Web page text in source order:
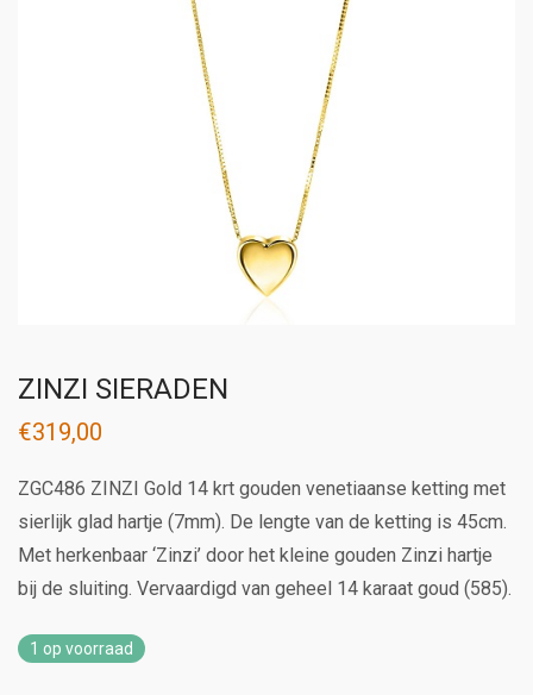
ZINZI SIERADEN
€319,00
ZGC486 ZINZI Gold 14 krt gouden venetiaanse ketting met
sierlijk glad hartje (7mm). De lengte van de ketting is 45cm.
Met herkenbaar ‘Zinzi’ door het kleine gouden Zinzi hartje
bij de sluiting. Vervaardigd van geheel 14 karaat goud (585).
1 op voorraad